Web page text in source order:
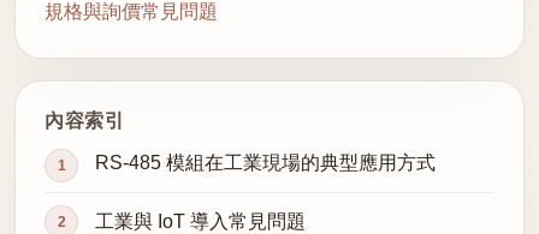
規格與詢價常見問題
內容索引
RS-485 模組在工業現場的典型應用方式
工業與 IoT 導入常見問題